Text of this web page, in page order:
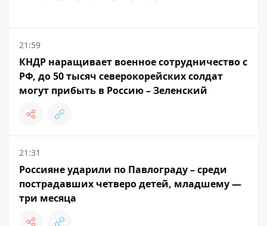
21:59
КНДР наращивает военное сотрудничество с
РФ, до 50 тысяч северокорейских солдат
могут прибыть в Россию – Зеленский
21:31
Россияне ударили по Павлограду – среди
пострадавших четверо детей, младшему —
три месяца